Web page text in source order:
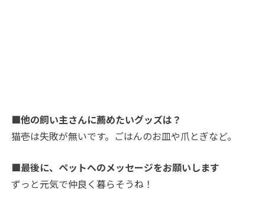
■他の飼い主さんに薦めたいグッズは？
猫壱は失敗が無いです。ごはんのお皿や爪とぎなど。
■最後に、ペットへのメッセージをお願いします
ずっと元気で仲良く暮らそうね！